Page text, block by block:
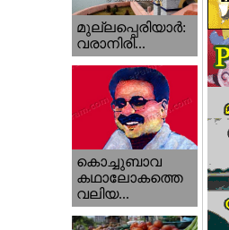
മുല്ലപ്പെരിയാര്‍:
വരാനിരി...
കൊച്ചുബാവ
കഥാലോകത്തെ
വലിയ...